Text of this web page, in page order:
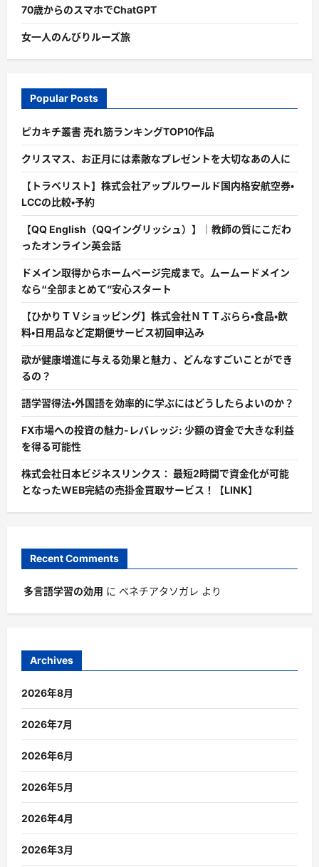
70歳からのスマホでChatGPT
女一人のんびりルーズ旅
Popular Posts
ピカキチ叢書 売れ筋ランキングTOP10作品
クリスマス、お正月には素敵なプレゼントを大切なあの人に
【トラベリスト】株式会社アップルワールド国内格安航空券・
LCCの比較・予約
【QQ English（QQイングリッシュ）】｜教師の質にこだわ
ったオンライン英会話
ドメイン取得からホームページ完成まで。ムームードメイン
なら“全部まとめて”安心スタート
【ひかりＴＶショッピング】株式会社ＮＴＴぷらら・食品・飲
料・日用品など定期便サービス初回申込み
歌が健康増進に与える効果と魅力 、どんなすごいことができ
るの？
語学習得法・外国語を効率的に学ぶにはどうしたらよいのか？
FX市場への投資の魅力-レバレッジ: 少額の資金で大きな利益
を得る可能性
株式会社日本ビジネスリンクス： 最短2時間で資金化が可能
となったWEB完結の売掛金買取サービス！【LINK】
Recent Comments
多言語学習の効用 に ベネチアタソガレ より
Archives
2026年8月
2026年7月
2026年6月
2026年5月
2026年4月
2026年3月